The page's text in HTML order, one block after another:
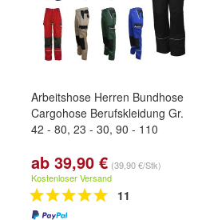
Arbeitshose Herren Bundhose
Cargohose Berufskleidung Gr.
42 - 80, 23 - 30, 90 - 110
ab 39,90 € (39,90 €/Stk)
Kostenloser Versand
11